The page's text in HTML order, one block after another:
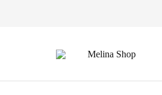
Melina